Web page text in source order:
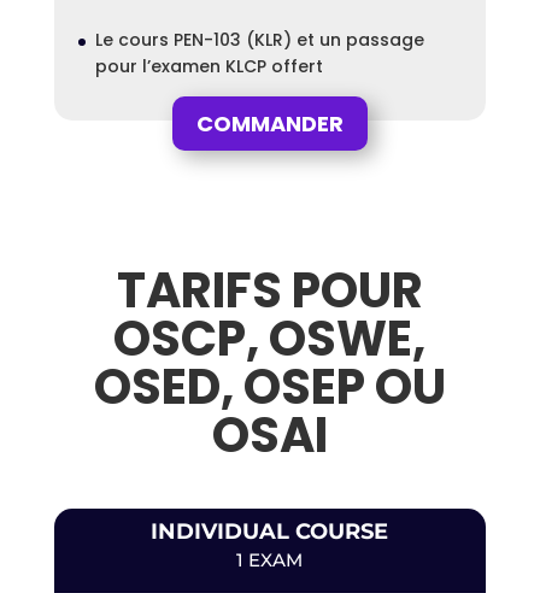
Le cours PEN-103 (KLR) et un passage
pour l’examen KLCP offert
COMMANDER
TARIFS POUR
OSCP, OSWE,
OSED, OSEP OU
OSAI
INDIVIDUAL COURSE
1 EXAM